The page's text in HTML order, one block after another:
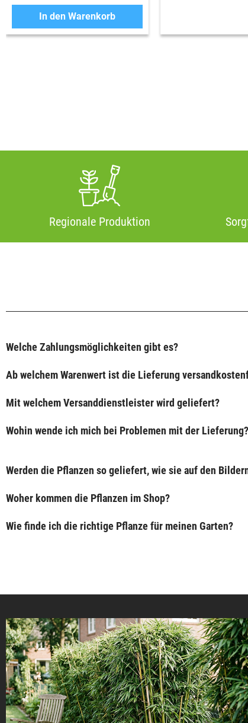
In den Warenkorb
Regionale Produktion
Welche Zahlungsmöglichkeiten gibt es?
Ab welchem Warenwert ist die Lieferung
Mit welchem Versanddienstleister wird geliefert?
Wohin wende ich mich bei Problemen mit der Lieferung?
Werden die Pflanzen so geliefert, wie sie auf den
Woher kommen die Pflanzen im Shop?
Wie finde ich die richtige Pflanze für meinen Garten?